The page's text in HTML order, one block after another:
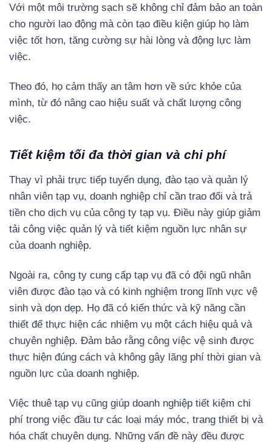
Với một môi trường sạch sẽ không chỉ đảm bảo an toàn
cho người lao động mà còn tạo điều kiện giúp họ làm
việc tốt hơn, tăng cường sự hài lòng và động lực làm
việc.
Theo đó, họ cảm thấy an tâm hơn về sức khỏe của
mình, từ đó nâng cao hiệu suất và chất lượng công
việc.
Tiết kiệm tối đa thời gian và chi phí
Thay vì phải trực tiếp tuyển dụng, đào tạo và quản lý
nhân viên tạp vụ, doanh nghiệp chỉ cần trao đổi và trả
tiền cho dịch vụ của công ty tạp vụ. Điều này giúp giảm
tải công việc quản lý và tiết kiệm nguồn lực nhân sự
của doanh nghiệp.
Ngoài ra, công ty cung cấp tạp vụ đã có đội ngũ nhân
viên được đào tạo và có kinh nghiệm trong lĩnh vực vệ
sinh và dọn dẹp. Họ đã có kiến thức và kỹ năng cần
thiết để thực hiện các nhiệm vụ một cách hiệu quả và
chuyên nghiệp. Đảm bảo rằng công việc vệ sinh được
thực hiện đúng cách và không gây lãng phí thời gian và
nguồn lực của doanh nghiệp.
Việc thuê tạp vụ cũng giúp doanh nghiệp tiết kiệm chi
phí trong việc đầu tư các loại máy móc, trang thiết bị và
hóa chất chuyên dụng. Những vấn đề này đều được